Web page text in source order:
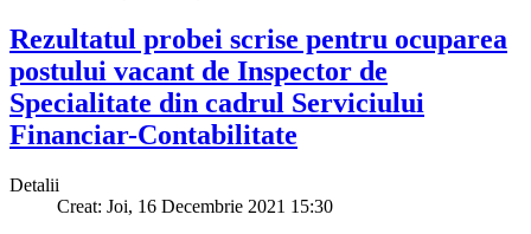
Rezultatul probei scrise pentru ocuparea
postului vacant de Inspector de
Specialitate din cadrul Serviciului
Financiar-Contabilitate
Detalii
Creat: Joi, 16 Decembrie 2021 15:30